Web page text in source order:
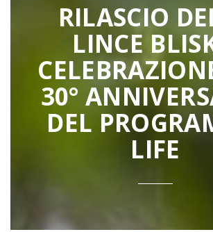
RILASCIO
LINCE
30°
DEL
LIFE